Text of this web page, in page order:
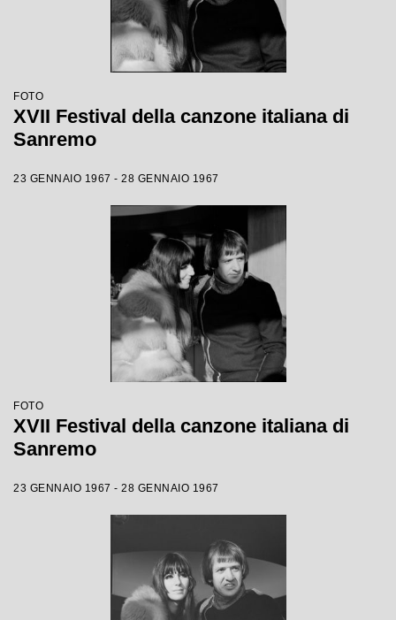
FOTO
XVII Festival della canzone italiana di
Sanremo
23 GENNAIO 1967 - 28 GENNAIO 1967
FOTO
XVII Festival della canzone italiana di
Sanremo
23 GENNAIO 1967 - 28 GENNAIO 1967